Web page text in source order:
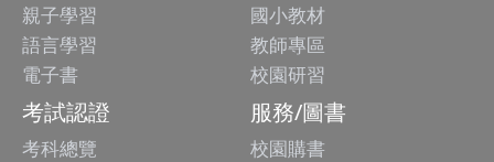
親子學習
語言學習
電子書
國小教材
教師專區
校園研習
考試認證
考科總覽
服務/圖書
校園購書